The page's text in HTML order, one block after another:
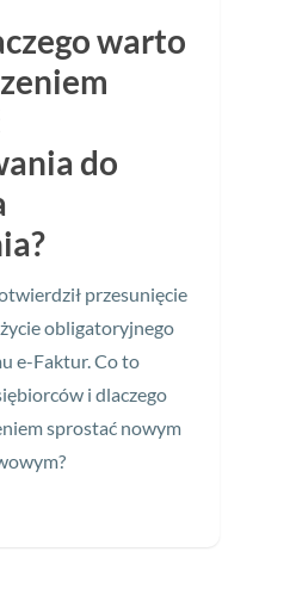
warto
do
przesunięcie
obligatoryjnego
e-Faktur. Co to
i dlaczego
sprostać nowym